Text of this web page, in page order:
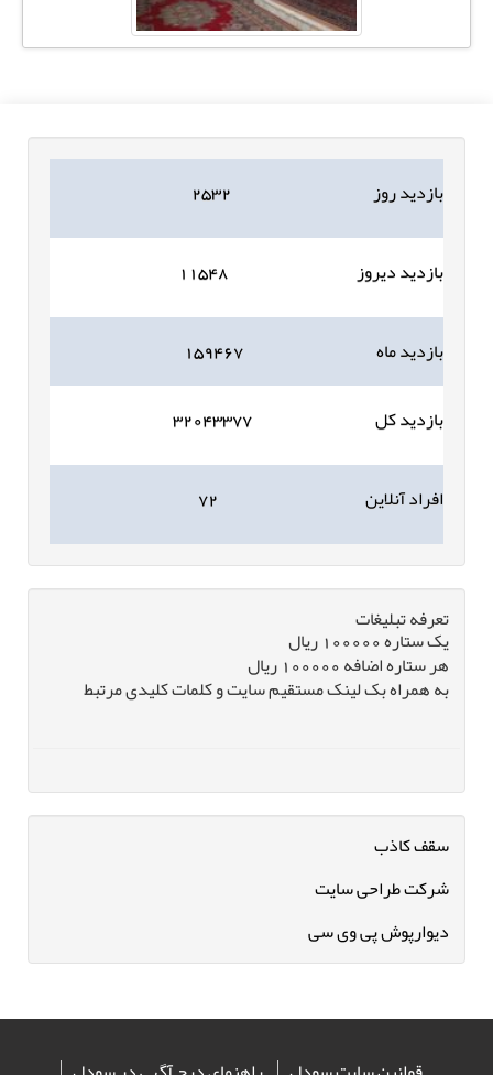
بازدید روز ۲۵۳۲
بازدید دیروز ۱۱۵۴۸
بازدید ماه
۱۵۹۴۶۷
بازدید کل
۳۲۰۴۳۳۷۷
افراد آنلاین ۷۲
تعرفه تبلیغات
یک ستاره 100000 ریال
هر ستاره اضافه 100000 ریال
به همراه بک لینک مستقیم سایت و کلمات کلیدی مرتبط
سقف کاذب
شرکت طراحی سایت
دیوارپوش پی وی سی